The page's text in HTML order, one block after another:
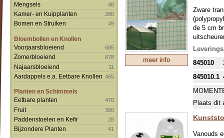
Mengsels 48
Kamer- en Kuipplanten 280
Bomen en Struiken 49
Bloembollen en Knollen
Voorjaarsbloeiend
685
Zomerbloeiend 678
Najaarsbloeiend 11
Aardappels e.a. Eetbare Knollen 465
Planten en Schimmels
Eetbare planten
470
Fruit 390
Paddenstoelen en Kefir 28
Bijzondere Planten 41
meer info
Zware
de 5 cm
weefsel
845010
845010.1
Plaats dit
Vanouds